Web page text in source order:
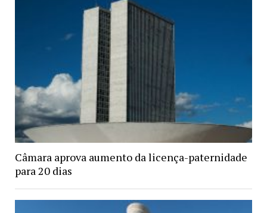
Câmara aprova aumento da licença-paternidade
para 20 dias